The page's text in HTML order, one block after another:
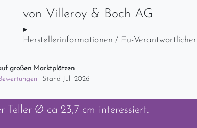
von Villeroy & Boch AG
Herstellerinformationen / Eu-Verantwortlicher
großen Marktplätzen
· Stand Juli 2026
Teller Ø ca 23,7 cm interessiert.